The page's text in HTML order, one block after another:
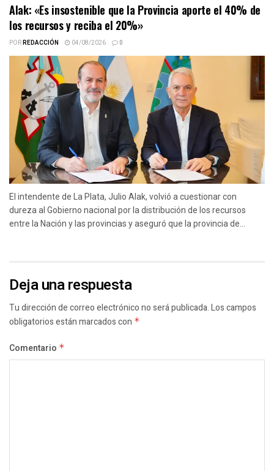
Alak: «Es insostenible que la Provincia aporte el 40% de
los recursos y reciba el 20%»
PORREDACCIÓN 04/08/2026 0
El intendente de La Plata, Julio Alak, volvió a cuestionar con
dureza al Gobierno nacional por la distribución de los recursos
entre la Nación y las provincias y aseguró que la provincia de...
Deja una respuesta
Tu dirección de correo electrónico no será publicada.Los campos
obligatorios están marcados con *
Comentario *